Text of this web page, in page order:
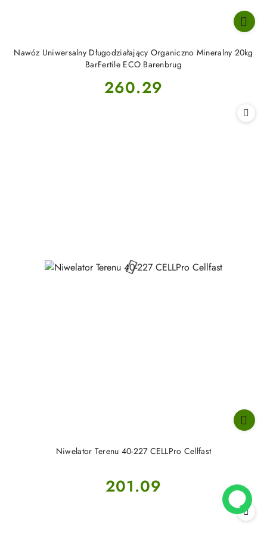
Nawóz Uniwersalny Długodziałający Organiczno Mineralny 20kg
BarFertile ECO Barenbrug
Cena:
260.29
Niwelator Terenu 40-227 CELLPro Cellfast
Cena:
201.09